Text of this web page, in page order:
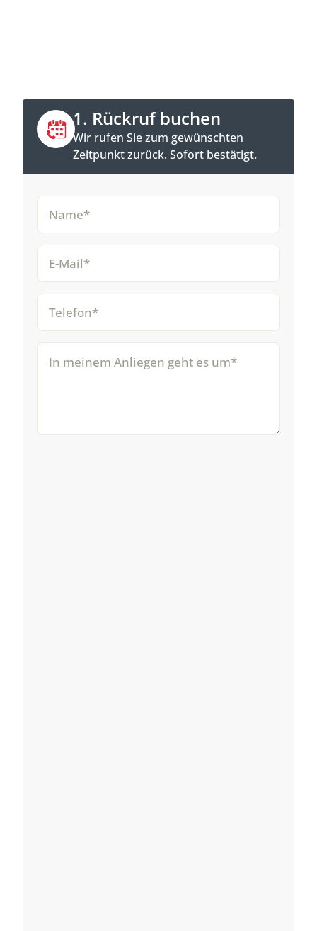
1. Rückruf buchen
Wir rufen Sie zum gewünschten
Zeitpunkt zurück. Sofort bestätigt.